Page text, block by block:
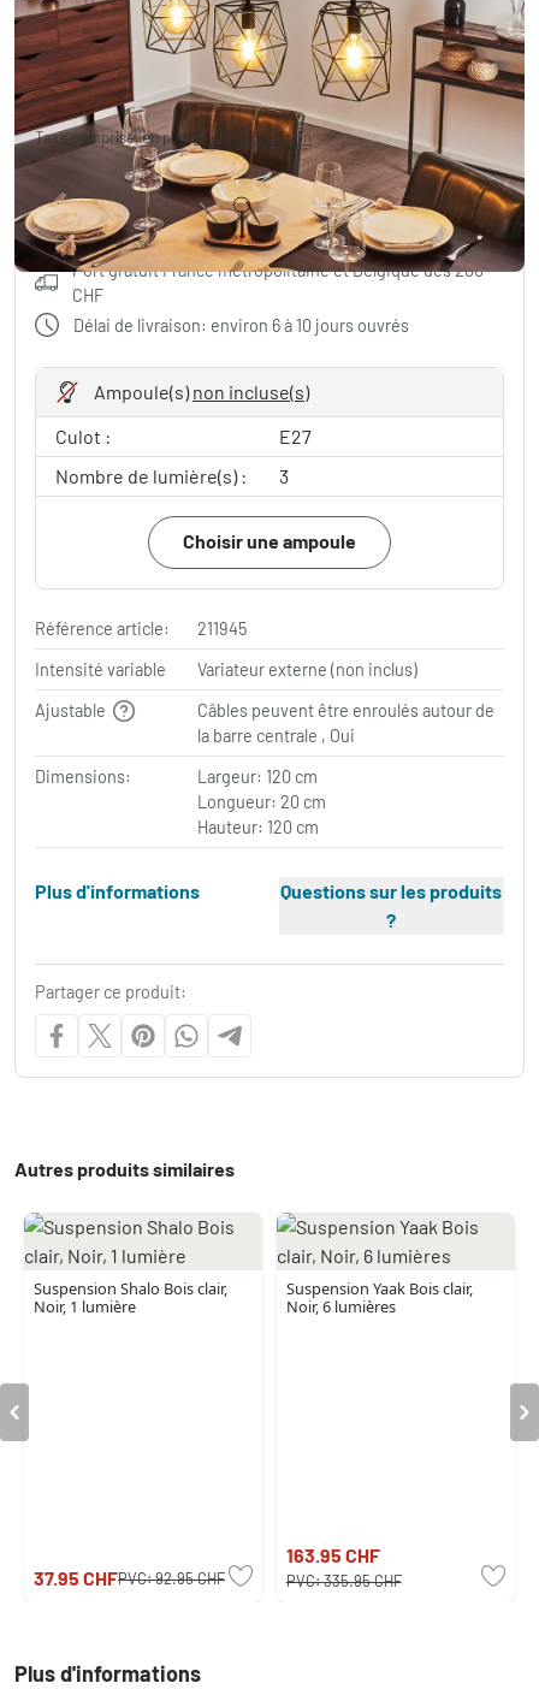
Suspension Seegaard Noir, 3 lumières
138.95 CHF
Taxe comprise, en plus Frais d'expédition
Ajouter au panier
Port gratuit France métropolitaine et Belgique dès 200
CHF
Délai de livraison: environ 6 à 10 jours ouvrés
Ampoule(s)non incluse(s)
Culot :
E27
Nombre de lumière(s) :
3
Choisir une ampoule
Référence article:
211945
Intensité variable
Variateur externe (non inclus)
Ajustable
Câbles peuvent être enroulés autour de
la barre centrale , Oui
Dimensions:
Largeur: 120 cm
Longueur: 20 cm
Hauteur: 120 cm
Plus d'informations
Questions sur les produits
?
Partager ce produit:
Autres produits similaires
Suspension Shalo Bois clair,
Noir, 1 lumière
37.95 CHFPVC:92.95 CHF
Suspension Yaak Bois clair,
Noir, 6 lumières
163.95 CHF
PVC:335.95 CHF
Plus d'informations